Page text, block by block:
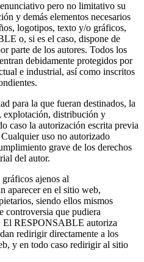
pero no limitativo su
y demás elementos necesarios
logotipos, texto y/o gráficos,
o, si es el caso, dispone de
parte de los autores. Todos los
debidamente protegidos por
e industrial, así como inscritos
para la que fueran destinados, la
explotación, distribución y
caso la autorización escrita previa
uso no autorizado
grave de los derechos
del autor.
ajenos al
aparecer en el sitio web,
siendo ellos mismos
controversia que pudiera
El RESPONSABLE autoriza
redirigir directamente a los
y en todo caso redirigir al sitio